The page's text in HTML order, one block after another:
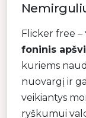
Flicker free –
foninis
kuriems
nuovargį ir
veikiantys
ryškumui